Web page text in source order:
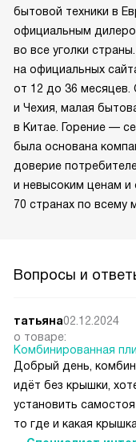
бытовой техники в
официальным
во все уголки
на официальных
от 12 до 36
и Чехия, малая
в Китае. Горение —
была основана
доверие
и невысоким ценам и
70 странах по всему
Вопросы и
татьяна02.12.2024
о товаре:
Комбинированная
Добрый день,
идёт без крышки,
установить
то где и какая